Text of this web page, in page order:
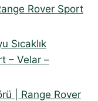
Rover Sport
Sıcaklık
– Velar –
| Range Rover